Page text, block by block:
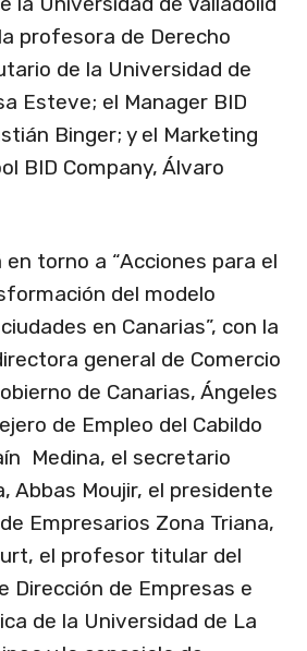
profesora de Derecho
de la Universidad de
Esteve; el Manager BID
Binger; y el Marketing
BID Company, Álvaro
torno a “Acciones para el
del modelo
en Canarias”, con la
general de Comercio
de Canarias, Ángeles
de Empleo del Cabildo
Medina, el secretario
Abbas Moujir, el presidente
Empresarios Zona Triana,
el profesor titular del
Dirección de Empresas e
de la Universidad de La